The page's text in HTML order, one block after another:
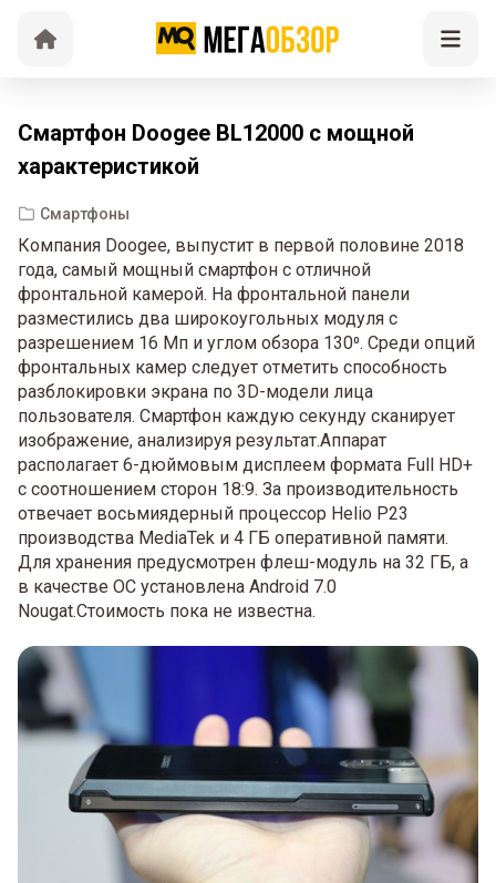
Смартфон Doogee BL12000 с мощной
характеристикой
Смартфоны
Компания Doogee, выпустит в первой половине 2018
года, самый мощный смартфон с отличной
фронтальной камерой. На фронтальной панели
разместились два широкоугольных модуля с
разрешением 16 Мп и углом обзора 130⁰. Среди опций
фронтальных камер следует отметить способность
разблокировки экрана по 3D-модели лица
пользователя. Смартфон каждую секунду сканирует
изображение, анализируя результат.Аппарат
располагает 6-дюймовым дисплеем формата Full HD+
с соотношением сторон 18:9. За производительность
отвечает восьмиядерный процессор Helio P23
производства MediaTek и 4 ГБ оперативной памяти.
Для хранения предусмотрен флеш-модуль на 32 ГБ, а
в качестве ОС установлена Android 7.0
Nougat.Стоимость пока не известна.